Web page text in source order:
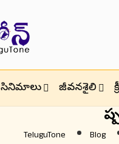
సినిమాలు జీవనశైలి
TeluguTone Blog